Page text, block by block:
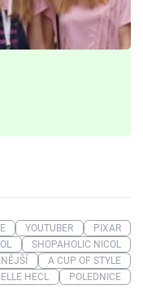
YOUTUBER
PIXAR
SHOPAHOLIC NICOL
A CUP OF STYLE
HECL
POLEDNICE